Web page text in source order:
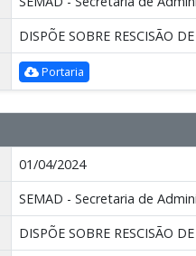
DISPÕE SOBRE RESCISÃO
Portaria
01/04/2024
SEMAD - Secretaria de
DISPÕE SOBRE RESCISÃO